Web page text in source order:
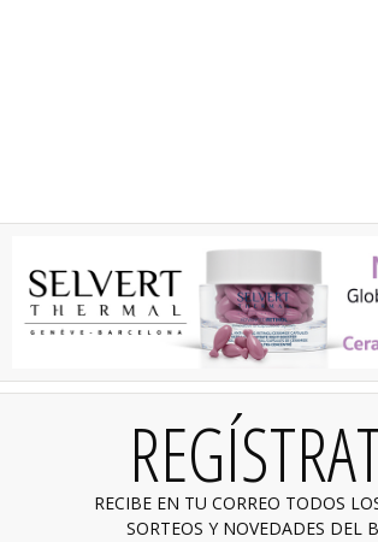
RECIBE EN TU CORREO TODOS
SORTEOS Y NOVEDADES DEL